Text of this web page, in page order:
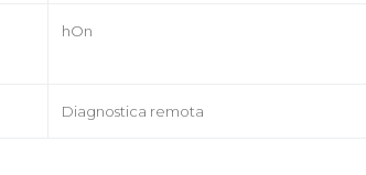
hOn
Diagnostica remota